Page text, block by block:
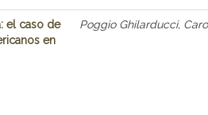
el caso de
en
Poggio Ghilarducci,